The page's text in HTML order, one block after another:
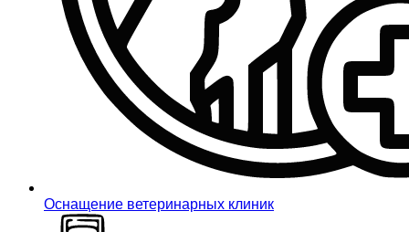
Оснащение ветеринарных клиник